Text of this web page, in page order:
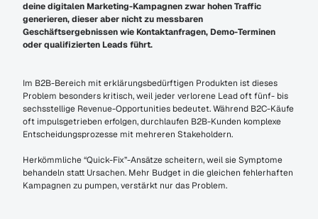
deine digitalen Marketing-Kampagnen zwar hohen Traffic
generieren, dieser aber nicht zu messbaren
Geschäftsergebnissen wie Kontaktanfragen, Demo-Terminen
oder qualifizierten Leads führt.
Im B2B-Bereich mit erklärungsbedürftigen Produkten ist dieses
Problem besonders kritisch, weil jeder verlorene Lead oft fünf- bis
sechsstellige Revenue-Opportunities bedeutet. Während B2C-Käufe
oft impulsgetrieben erfolgen, durchlaufen B2B-Kunden komplexe
Entscheidungsprozesse mit mehreren Stakeholdern.
Herkömmliche “Quick-Fix”-Ansätze scheitern, weil sie Symptome
behandeln statt Ursachen. Mehr Budget in die gleichen fehlerhaften
Kampagnen zu pumpen, verstärkt nur das Problem.